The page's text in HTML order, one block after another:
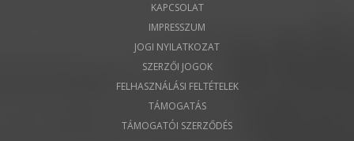
KAPCSOLAT
IMPRESSZUM
JOGI NYILATKOZAT
SZERZŐI JOGOK
FELHASZNÁLÁSI FELTÉTELEK
TÁMOGATÁS
TÁMOGATÓI SZERZŐDÉS